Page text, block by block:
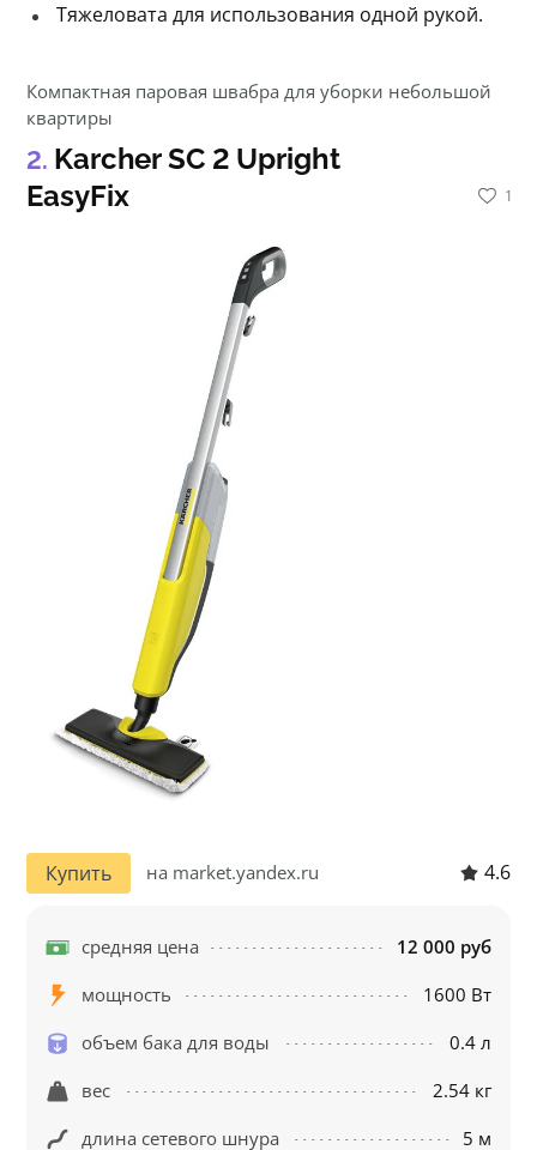
Тяжеловата для использования одной рукой.
1
Компактная паровая швабра для уборки небольшой
квартиры
Karcher SC 2 Upright
EasyFix
Купить на market.yandex.ru 4.6
средняя цена
12 000 руб
мощность
1600 Вт
объем бака для воды
0.4 л
вес
2.54 кг
длина сетевого шнура
5 м